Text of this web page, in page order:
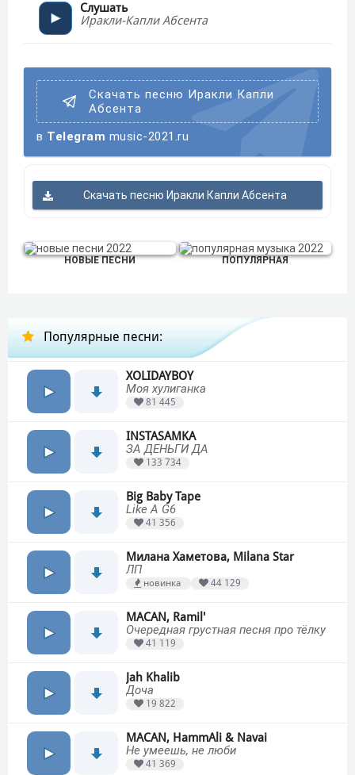
Слушать
Иракли-Капли Абсента
Скачать песню Иракли Капли
Абсента
в Telegram music-2021.ru
Скачать песню Иракли Капли Абсента
НОВЫЕ ПЕСНИ ПОПУЛЯРНАЯ
Популярные песни:
XOLIDAYBOY
Моя хулиганка
81 445
INSTASAMKA
ЗА ДЕНЬГИ ДА
133 734
Big Baby Tape
Like A G6
41 356
Милана Хаметова, Milana Star
ЛП
новинка 44 129
MACAN, Ramil'
Очередная грустная песня про тёлку
41 119
Jah Khalib
Доча
19 822
MACAN, HammAli & Navai
Не умеешь, не люби
41 369